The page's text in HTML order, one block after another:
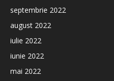
septembrie 2022
august 2022
iulie 2022
iunie 2022
mai 2022